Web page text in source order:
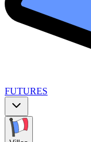
FUTURES